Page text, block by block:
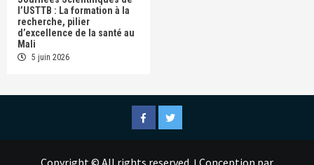
l’USTTB : La formation à la
recherche, pilier
d’excellence de la santé au
Mali
5 juin 2026
FacebookTwitter
Copyright © All rights reserved. Conception par